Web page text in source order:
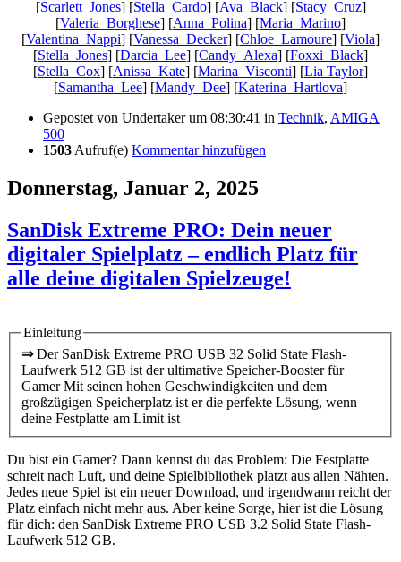
[Scarlett_Jones] [Stella_Cardo] [Ava_Black] [Stacy_Cruz]
[Valeria_Borghese] [Anna_Polina] [Maria_Marino]
[Valentina_Nappi] [Vanessa_Decker] [Chloe_Lamoure] [Viola]
[Stella_Jones] [Darcia_Lee] [Candy_Alexa] [Foxxi_Black]
[Stella_Cox] [Anissa_Kate] [Marina_Visconti] [Lia Taylor]
[Samantha_Lee] [Mandy_Dee] [Katerina_Hartlova]
Gepostet von Undertakerum 08:30:41 in Technik, AMIGA
500
1503 Aufruf(e) Kommentar hinzufügen
Donnerstag, Januar 2, 2025
SanDisk Extreme PRO: Dein neuer
digitaler Spielplatz – endlich Platz für
alle deine digitalen Spielzeuge!
Einleitung
⇒Der SanDisk Extreme PRO USB 32 Solid State Flash-
Laufwerk 512 GB ist der ultimative Speicher-Booster für
Gamer Mit seinen hohen Geschwindigkeiten und dem
großzügigen Speicherplatz ist er die perfekte Lösung, wenn
deine Festplatte am Limit ist
Du bist ein Gamer? Dann kennst du das Problem: Die Festplatte
schreit nach Luft, und deine Spielbibliothek platzt aus allen Nähten.
Jedes neue Spiel ist ein neuer Download, und irgendwann reicht der
Platz einfach nicht mehr aus. Aber keine Sorge, hier ist die Lösung
für dich: den SanDisk Extreme PRO USB 3.2 Solid State Flash-
Laufwerk 512 GB.